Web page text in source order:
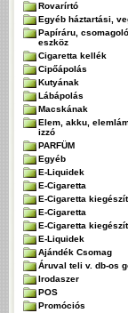
Rovarírtó
Egyéb háztartási,
Papíráru, csomagoló
eszköz
Cigaretta kellék
Cipőápolás
Kutyának
Lábápolás
Macskának
Elem, akku,
izzó
PARFÜM
Egyéb
E-Liquidek
E-Cigaretta
E-Cigaretta
E-Cigaretta
E-Cigaretta
E-Liquidek
Ajándék Csomag
Áruval teli v. db-os
Irodaszer
POS
Promóciós